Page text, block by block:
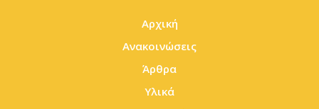
Αρχική
Ανακοινώσεις
Άρθρα
Υλικά